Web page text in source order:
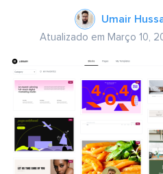
Umair
Atualizado em Março 10,